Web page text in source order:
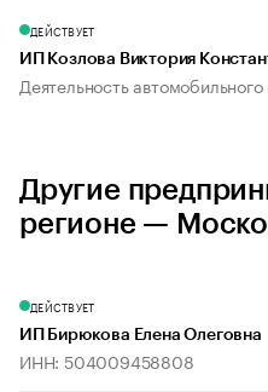
ДЕЙСТВУЕТ
ИП Козлова Виктория
Деятельность
Другие
регионе —
ДЕЙСТВУЕТ
ИП Бирюкова Елена Олеговна
ИНН: 504009458808